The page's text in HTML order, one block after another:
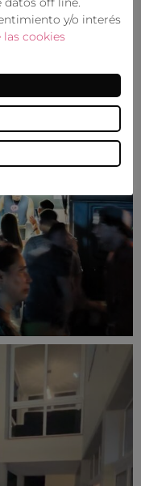
y/o interés
las cookies